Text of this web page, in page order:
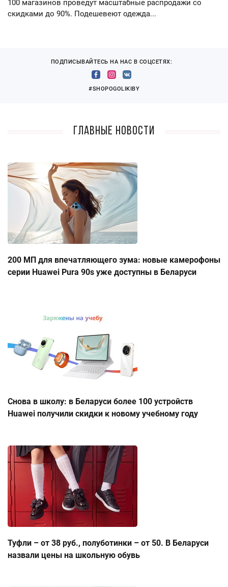
100 магазинов проведут масштабные распродажи со
скидками до 90%. Подешевеют одежда...
ПОДПИСЫВАЙТЕСЬ НА НАС В СОЦСЕТЯХ:
#SHOPOGOLIKIBY
Главные новости
200 МП для впечатляющего зума: новые камерофоны
серии Huawei Pura 90s уже доступны в Беларуси
Снова в школу: в Беларуси более 100 устройств
Huawei получили скидки к новому учебному году
Туфли – от 38 руб., полуботинки – от 50. В Беларуси
назвали цены на школьную обувь